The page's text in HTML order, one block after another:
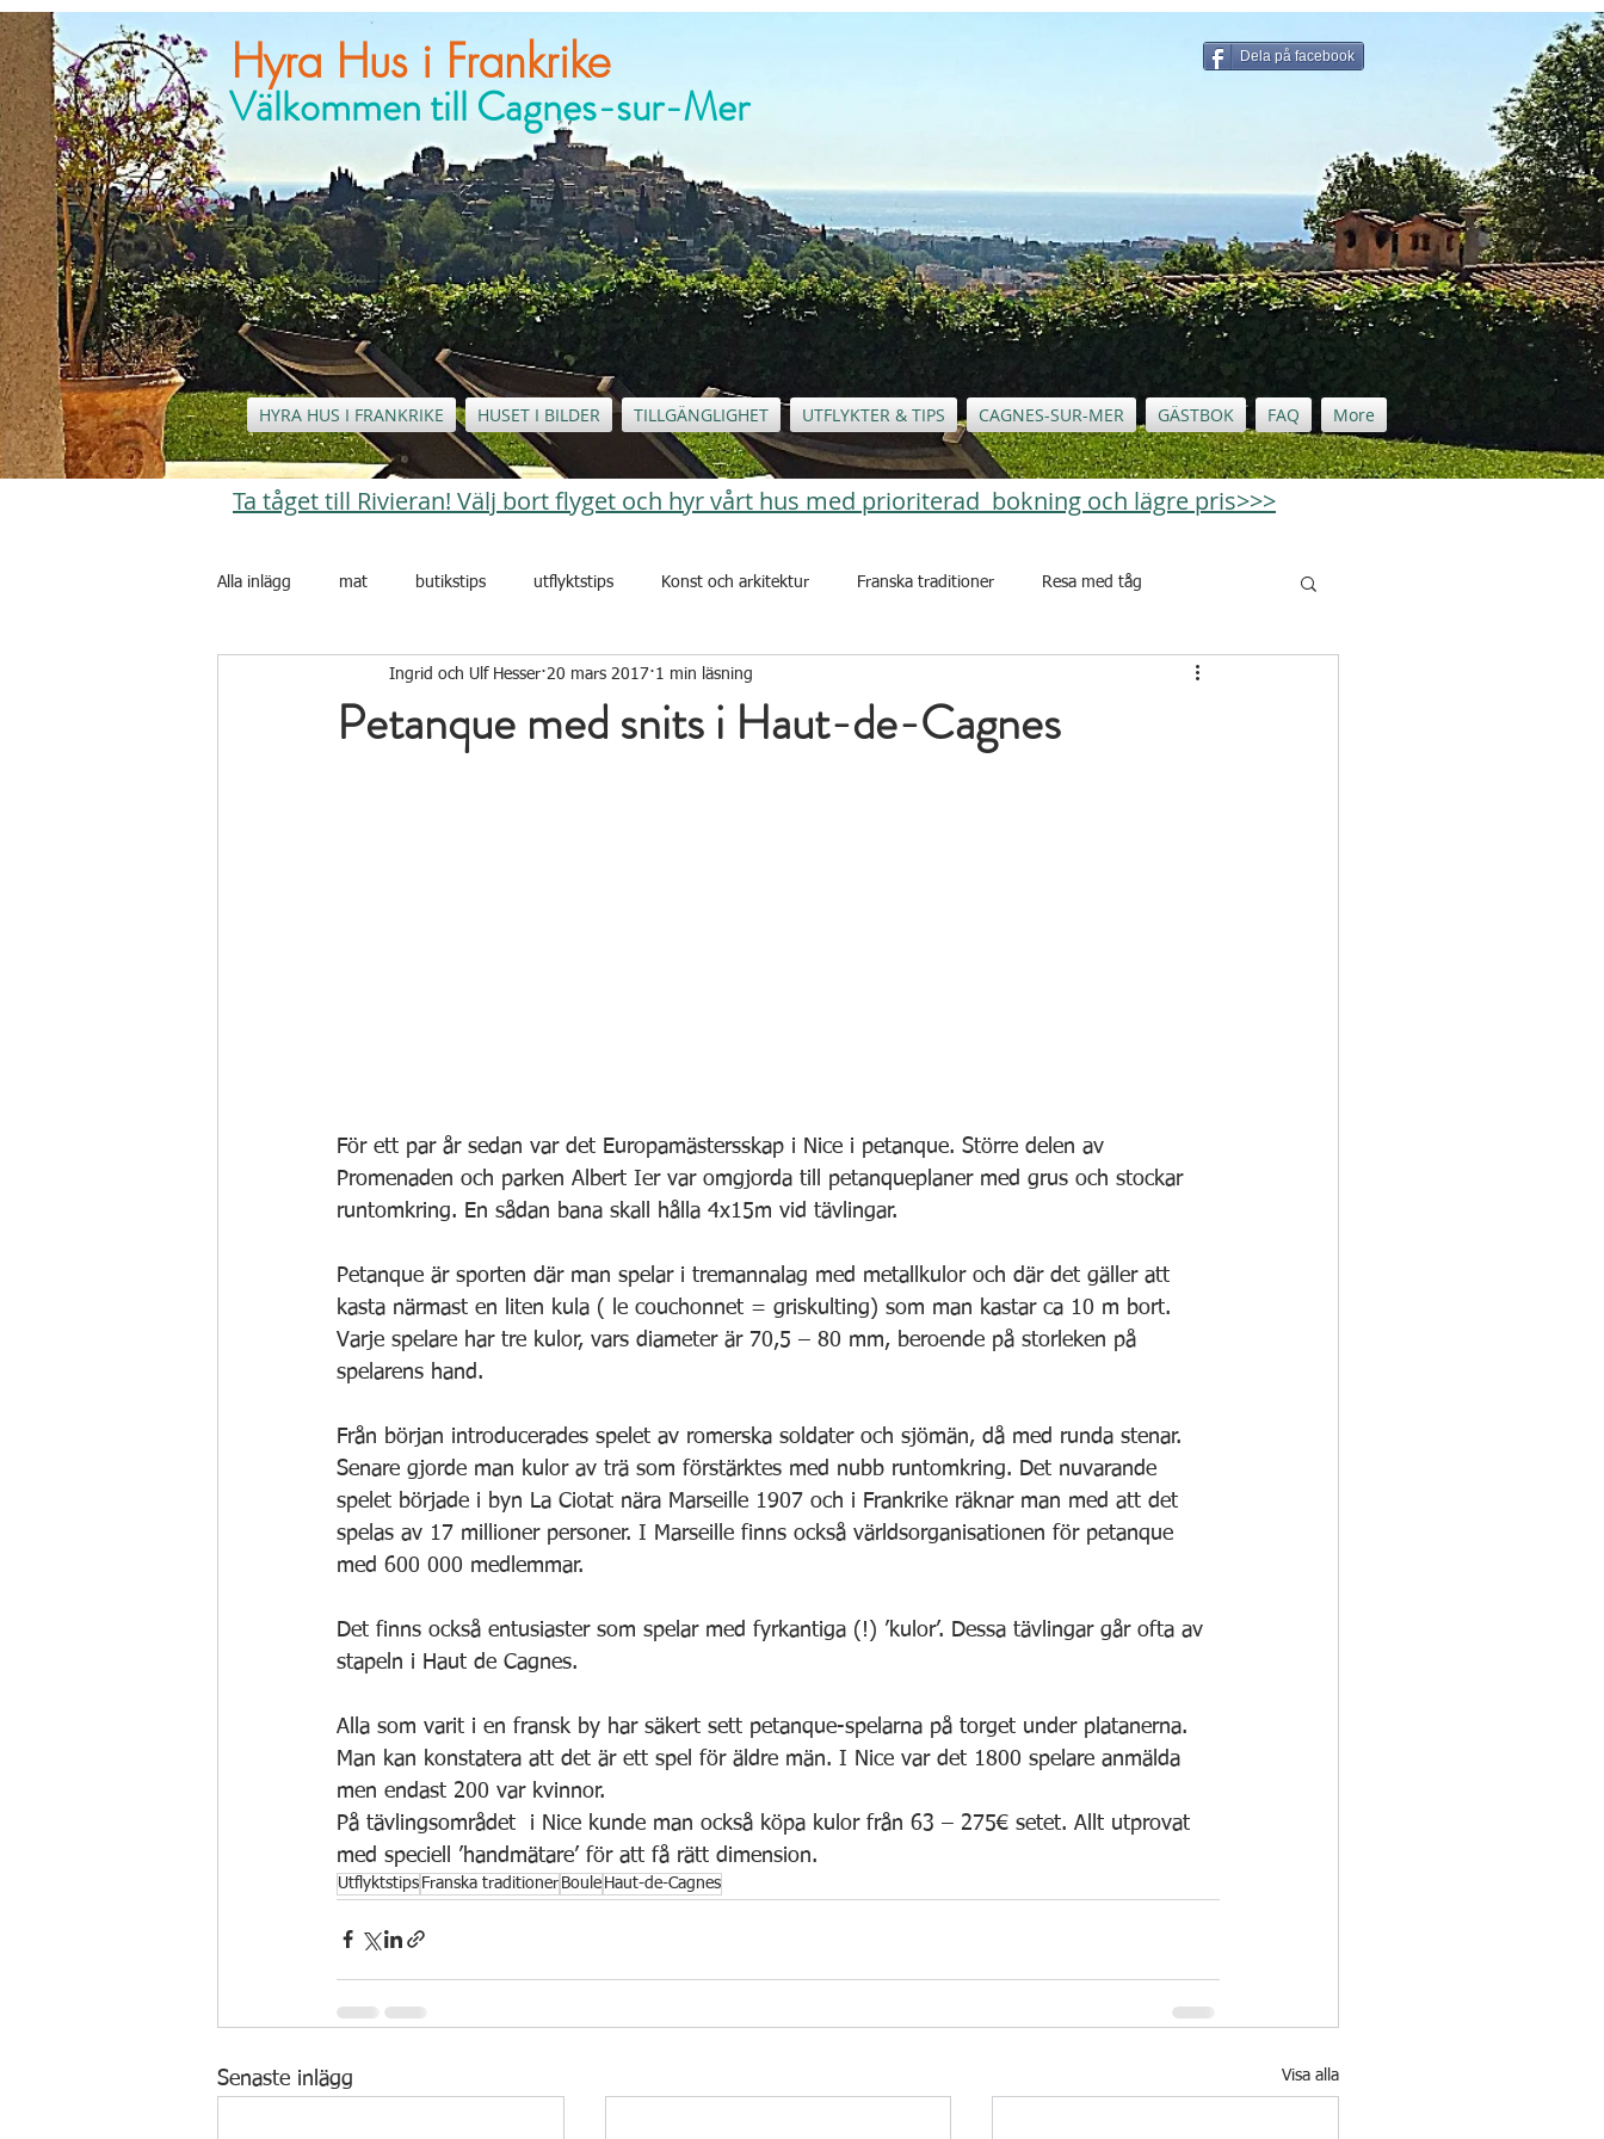
Hyra Hus i Frankrike
HYRA HUS I FRANKRIKE HUSET I BILDER TILLGÄNGLIGHET UTFLYKTER & TIPS CAGNES-SUR-MER GÄSTBOK FAQ More
Välkommen till Cagnes-sur-Mer
Dela på facebook
Ta tåget till Rivieran! Välj bort flyget och hyr vårt hus med prioriterad bokning och lägre pris>>>
Alla inlägg mat butikstips utflyktstips Konst och arkitektur Franska traditioner Resa med tåg
Hus och boendeinformation
Petanque med snits i Haut-de-Cagnes
Ingrid och Ulf Hesser 20 mars 2017 1 min läsning
För ett par år sedan var det Europamästersskap i Nice i petanque. Större delen av
Promenaden och parken Albert Ier var omgjorda till petanqueplaner med grus och stockar
runtomkring. En sådan bana skall hålla 4x15m vid tävlingar.
Petanque är sporten där man spelar i tremannalag med metallkulor och där det gäller att
kasta närmast en liten kula ( le couchonnet = griskulting) som man kastar ca 10 m bort.
Varje spelare har tre kulor, vars diameter är 70,5 – 80 mm, beroende på storleken på
spelarens hand.
Från början introducerades spelet av romerska soldater och sjömän, då med runda stenar.
Senare gjorde man kulor av trä som förstärktes med nubb runtomkring. Det nuvarande
spelet började i byn La Ciotat nära Marseille 1907 och i Frankrike räknar man med att det
spelas av 17 millioner personer. I Marseille finns också världsorganisationen för petanque
med 600 000 medlemmar.
Det finns också entusiaster som spelar med fyrkantiga (!) ’kulor’. Dessa tävlingar går ofta av
stapeln i Haut de Cagnes.
Alla som varit i en fransk by har säkert sett petanque-spelarna på torget under platanerna.
Man kan konstatera att det är ett spel för äldre män. I Nice var det 1800 spelare anmälda
men endast 200 var kvinnor.
På tävlingsområdet  i Nice kunde man också köpa kulor från 63 – 275€ setet. Allt utprovat
med speciell ’handmätare’ för att få rätt dimension.
Utflyktstips Franska traditioner Boule Haut-de-Cagnes
Senaste inlägg Visa alla